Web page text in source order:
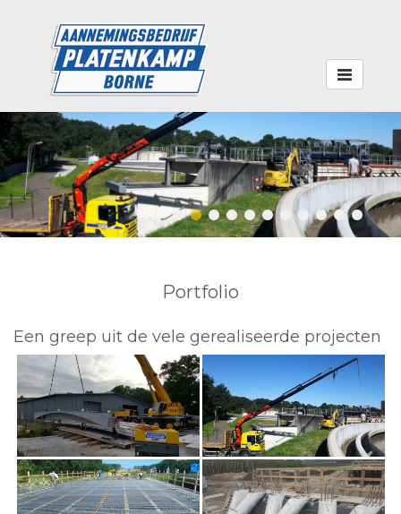
Toggle
navigation
Portfolio
Een greep uit de vele gerealiseerde projecten